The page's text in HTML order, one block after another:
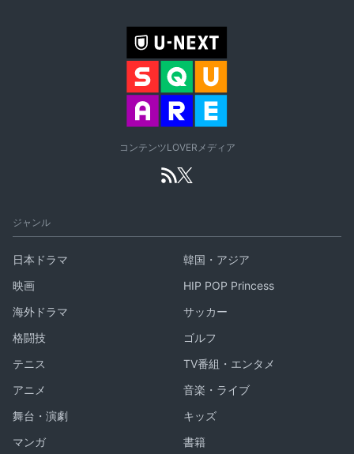
コンテンツLOVERメディア
ジャンル
日本ドラマ
韓国・アジア
映画
HIP POP Princess
海外ドラマ
サッカー
格闘技
ゴルフ
テニス
TV番組・エンタメ
アニメ
音楽・ライブ
舞台・演劇
キッズ
マンガ
書籍